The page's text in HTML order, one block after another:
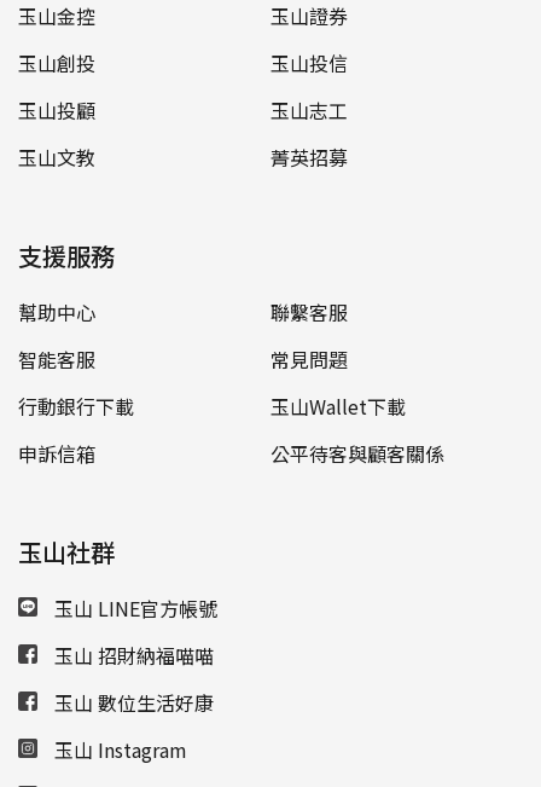
玉山金控
玉山證券
玉山創投
玉山投信
玉山投顧
玉山志工
玉山文教
菁英招募
支援服務
幫助中心
聯繫客服
智能客服
常見問題
行動銀行下載
玉山Wallet下載
申訴信箱
公平待客與顧客關係
玉山社群
玉山 LINE官方帳號
玉山 招財納福喵喵
玉山 數位生活好康
玉山 Instagram